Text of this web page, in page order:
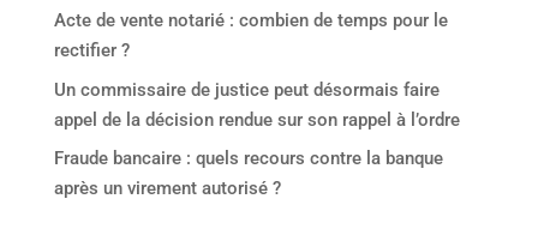
Acte de vente notarié : combien de temps pour le
rectifier ?
Un commissaire de justice peut désormais faire
appel de la décision rendue sur son rappel à l’ordre
Fraude bancaire : quels recours contre la banque
après un virement autorisé ?